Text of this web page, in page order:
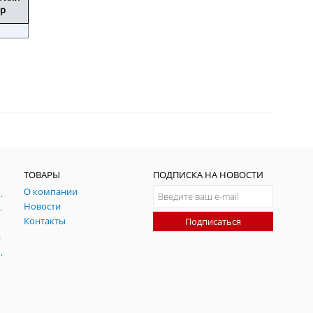
ГНСС
помех
помех
ТОВАРЫ
О компании
Новости
Контакты
ПОДПИСКА НА НОВОСТИ
Подписаться